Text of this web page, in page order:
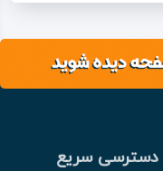
دسترسی سریع